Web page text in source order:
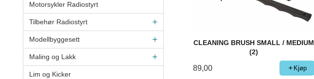
Motorsykler Radiostyrt
Tilbehør Radiostyrt
Modellbyggesett
Maling og Lakk
Lim og Kicker
CLEANING BRUSH SMALL / MEDIUM
(2)
89,00 Kjøp